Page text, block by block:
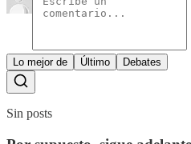
Lo mejor de Último Debates
Sin posts